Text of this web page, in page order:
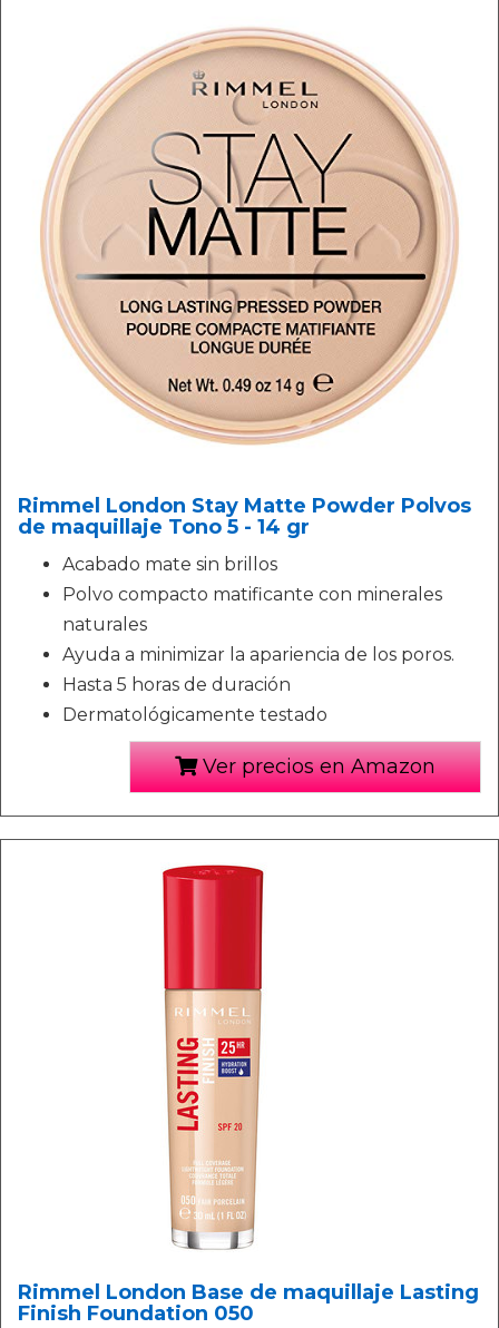
Rimmel London Stay Matte Powder Polvos
de maquillaje Tono 5 - 14 gr
Acabado mate sin brillos
Polvo compacto matificante con minerales
naturales
Ayuda a minimizar la apariencia de los poros.
Hasta 5 horas de duración
Dermatológicamente testado
Ver precios en Amazon
Rimmel London Base de maquillaje Lasting
Finish Foundation 050